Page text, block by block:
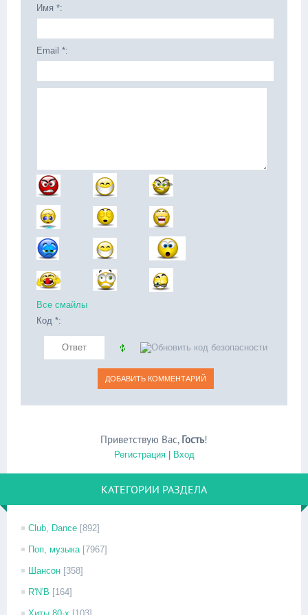
Имя *:
Email *:
Все смайлы
Код *:
Приветствую Вас, Гость!
Регистрация| Вход
КАТЕГОРИИ РАЗДЕЛА
Club, Dance [892]
Поп, музыка [7967]
Шансон [358]
R'N'B [164]